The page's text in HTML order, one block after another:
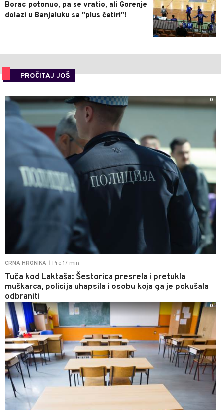
Borac potonuo, pa se vratio, ali Gorenje
dolazi u Banjaluku sa "plus četiri"!
PROČITAJ JOŠ
CRNA HRONIKA Pre 17 min
Tuča kod Laktaša: Šestorica presrela i pretukla
muškarca, policija uhapsila i osobu koja ga je pokušala
odbraniti
0
0